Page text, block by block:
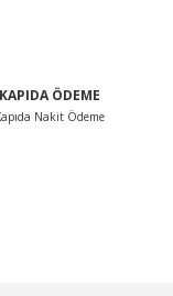
KAPIDA ÖDEME
Nakit Ödeme